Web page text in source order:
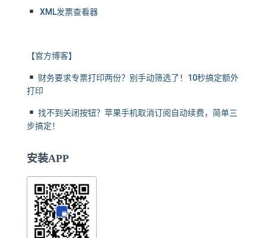
XML发票查看器
【官方博客】
财务要求专票打印两份？别手动筛选了！10秒搞定额外
打印
找不到关闭按钮？苹果手机取消订阅自动续费，简单三
步搞定！
安装APP